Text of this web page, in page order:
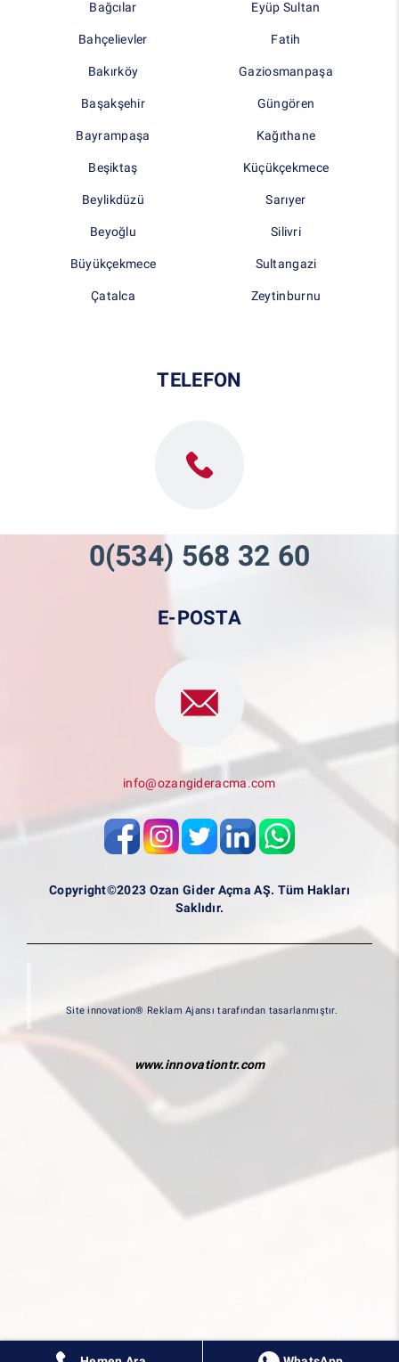
Bağcılar Eyüp Sultan
Bahçelievler Fatih
Bakırköy Gaziosmanpaşa
Başakşehir Güngören
Bayrampaşa Kağıthane
Beşiktaş Küçükçekmece
Beylikdüzü Sarıyer
Beyoğlu Silivri
Büyükçekmece Sultangazi
Çatalca Zeytinburnu
TELEFON
0(534) 568 32 60
E-POSTA
info@ozangideracma.com
Copyright©2023 Ozan Gider Açma AŞ. Tüm Hakları
Saklıdır.
Site innovation® Reklam Ajansı tarafından tasarlanmıştır.
www.innovationtr.com